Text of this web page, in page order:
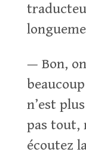
— Bon,
n’est
pas tout,
écoutez